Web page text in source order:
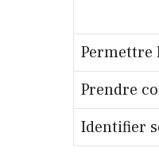
Permettre
Prendre
Identifier